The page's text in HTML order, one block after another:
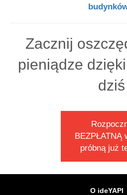
Zacznij
pieniądze
dziś
BEZPŁATNĄ
próbną już
O ideYAPI